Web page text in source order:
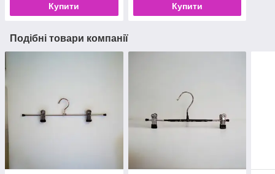
Купити Купити
Подібні товари компанії